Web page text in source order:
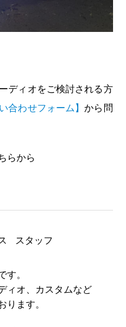
ディオをご検討される方
合わせフォーム】から問
らから
スタッフ
す。
ィオ、カスタムなど
ります。